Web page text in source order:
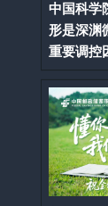
中国科学
形是深渊
重要调控